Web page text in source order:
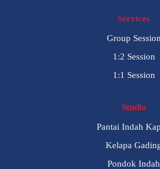
Services
Group Session
1:2 Session
1:1 Session
Studio
Pantai Indah
Kelapa
Pondok Indah